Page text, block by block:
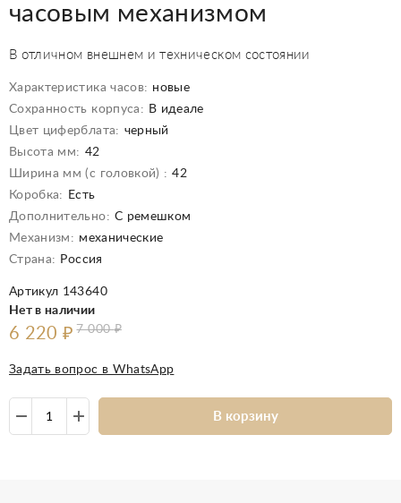
часовым механизмом
В отличном внешнем и техническом состоянии
Характеристика часов: новые
Сохранность корпуса: В идеале
Цвет циферблата: черный
Высота мм: 42
Ширина мм (с головкой) : 42
Коробка:
Есть
Дополнительно: С ремешком
Механизм: механические
Страна: Россия
Артикул 143640
Нет в наличии
6 220₽ 7 000₽
Задать вопрос в WhatsApp
В корзину